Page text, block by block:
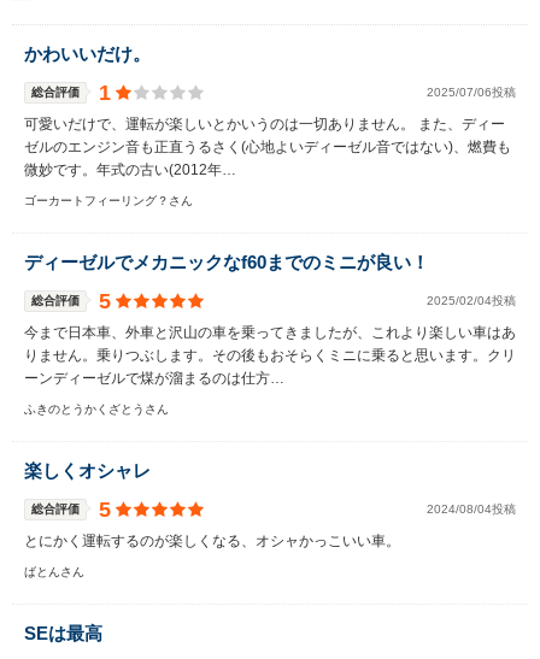
かわいいだけ。
総合評価 1 2025/07/06投稿
可愛いだけで、運転が楽しいとかいうのは一切ありません。 また、ディー
ゼルのエンジン音も正直うるさく(心地よいディーゼル音ではない)、燃費も
微妙です。年式の古い(2012年…
ゴーカートフィーリング？さん
ディーゼルでメカニックなf60までのミニが良い！
総合評価 5 2025/02/04投稿
今まで日本車、外車と沢山の車を乗ってきましたが、これより楽しい車はあ
りません。乗りつぶします。その後もおそらくミニに乗ると思います。クリ
ーンディーゼルで煤が溜まるのは仕方…
ふきのとうかくざとうさん
楽しくオシャレ
総合評価 5 2024/08/04投稿
とにかく運転するのが楽しくなる、オシャかっこいい車。
ばとんさん
SEは最高